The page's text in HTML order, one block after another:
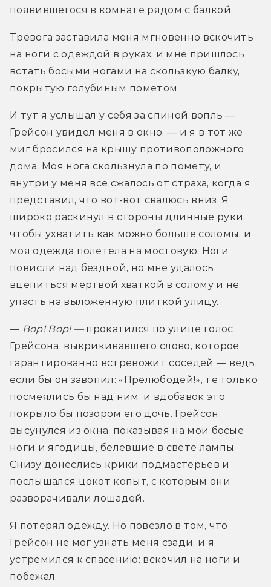
появившегося в комнате рядом с балкой.
Тревога заставила меня мгновенно вскочить
на ноги с одеждой в руках, и мне пришлось
встать босыми ногами на скользкую балку,
покрытую голубиным пометом.
И тут я услышал у себя за спиной вопль —
Грейсон увидел меня в окно, — и я в тот же
миг бросился на крышу противоположного
дома. Моя нога скользнула по помету, и
внутри у меня все сжалось от страха, когда я
представил, что вот-вот свалюсь вниз. Я
широко раскинул в стороны длинные руки,
чтобы ухватить как можно больше соломы, и
моя одежда полетела на мостовую. Ноги
повисли над бездной, но мне удалось
вцепиться мертвой хваткой в солому и не
упасть на выложенную плиткой улицу.
— Вор! Вор! — прокатился по улице голос
Грейсона, выкрикивавшего слово, которое
гарантированно встревожит соседей — ведь,
если бы он завопил: «Прелюбодей!», те только
посмеялись бы над ним, и вдобавок это
покрыло бы позором его дочь. Грейсон
высунулся из окна, показывая на мои босые
ноги и ягодицы, белевшие в свете лампы.
Снизу донеслись крики подмастерьев и
послышался цокот копыт, с которым они
разворачивали лошадей.
Я потерял одежду. Но повезло в том, что
Грейсон не мог узнать меня сзади, и я
устремился к спасению: вскочил на ноги и
побежал.